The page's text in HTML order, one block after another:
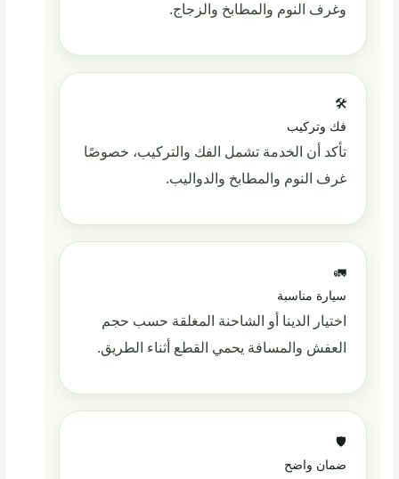
وغرف النوم والمطابخ والزجاج.
🛠️
فك وتركيب
تأكد أن الخدمة تشمل الفك والتركيب، خصوصًا
غرف النوم والمطابخ والدواليب.
🚛
سيارة مناسبة
اختيار الدينا أو الشاحنة المغلقة حسب حجم
العفش والمسافة يحمي القطع أثناء الطريق.
🛡️
ضمان واضح